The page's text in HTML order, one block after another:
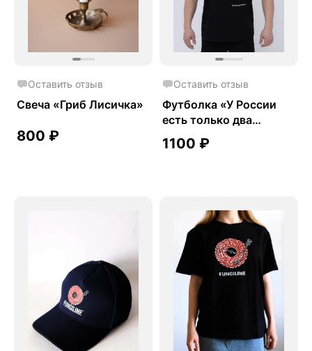
Оставить отзыв
Свеча «Гриб Лисичка»
800 ₽
Оставить отзыв
Футболка «У России
есть только два
союзника»
1100 ₽